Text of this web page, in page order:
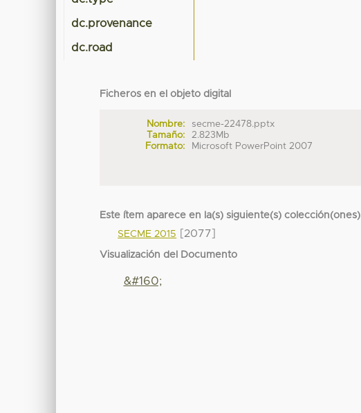
dc.provenance
dc.road
Ficheros en el objeto digital
Nombre:
secme-22478.pptx
Tamaño:
2.823Mb
Formato:
Microsoft PowerPoint 2007
Este ítem aparece en la(s) siguiente(s) colección(ones)
SECME 2015
[2077]
Visualización del Documento
&#160;